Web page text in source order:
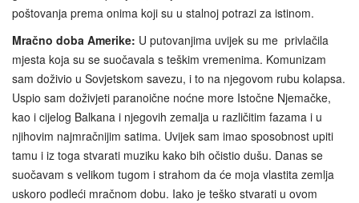
poštovanja prema onima koji su u stalnoj potrazi za istinom.
Mračno doba Amerike: U putovanjima uvijek su me privlačila
mjesta koja su se suočavala s teškim vremenima. Komunizam
sam doživio u Sovjetskom savezu, i to na njegovom rubu kolapsa.
Uspio sam doživjeti paranoične noćne more Istočne Njemačke,
kao i cijelog Balkana i njegovih zemalja u različitim fazama i u
njihovim najmračnijim satima. Uvijek sam imao sposobnost upiti
tamu i iz toga stvarati muziku kako bih očistio dušu. Danas se
suočavam s velikom tugom i strahom da će moja vlastita zemlja
uskoro podleći mračnom dobu. Iako je teško stvarati u ovom